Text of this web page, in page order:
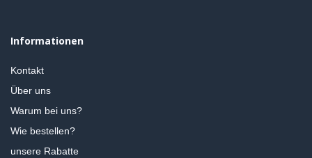
Informationen
Kontakt
Über uns
Warum bei uns?
Wie bestellen?
unsere Rabatte